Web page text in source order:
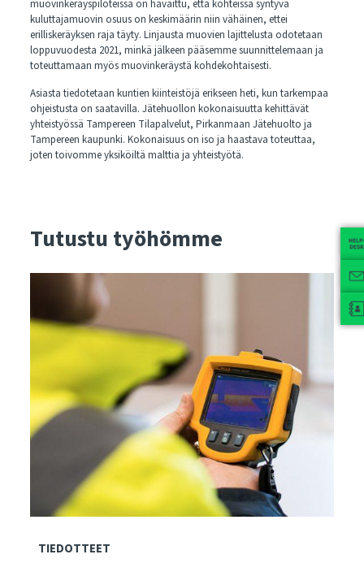
muovinkeräyspiloteissa on havaittu, että kohteissa syntyvä
kuluttajamuovin osuus on keskimäärin niin vähäinen, ettei
erilliskeräyksen raja täyty. Linjausta muovien lajittelusta odotetaan
loppuvuodesta 2021, minkä jälkeen pääsemme suunnittelemaan ja
toteuttamaan myös muovinkeräystä kohdekohtaisesti.
Asiasta tiedotetaan kuntien kiinteistöjä erikseen heti, kun tarkempaa
ohjeistusta on saatavilla. Jätehuollon kokonaisuutta kehittävät
yhteistyössä Tampereen Tilapalvelut, Pirkanmaan Jätehuolto ja
Tampereen kaupunki. Kokonaisuus on iso ja haastava toteuttaa,
joten toivomme yksiköiltä malttia ja yhteistyötä.
Tutustu työhömme
TIEDOTTEET